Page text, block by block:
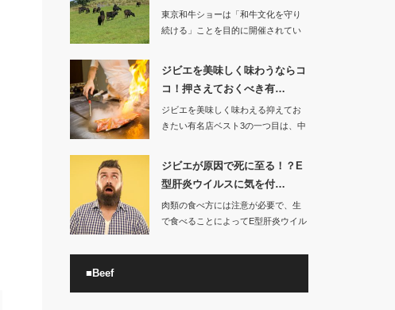
東京和牛ショーは「和牛文化を守り
続ける」ことを目的に開催されてい
ジビエを美味しく味わうならコ
コ！押さえておくべき有…
ジビエを美味しく味わえる抑えてお
きたい有名店ベスト3の一つ目は、中
ジビエが原因で死に至る！？E
型肝炎ウイルスに気を付…
肉類の食べ方には注意が必要で、生
で食べることによってE型肝炎ウイル
■Beef